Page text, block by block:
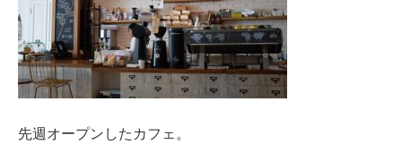
先週オープンしたカフェ。